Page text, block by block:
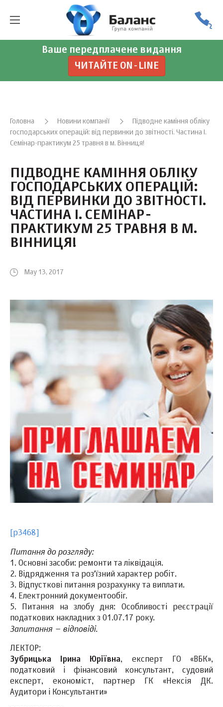
Ваше передплачене видання
ЧИТАЙТЕ ON-LINE
Головна Новини компанії
Підводне каміння обліку
господарських операцій: від первинки до звітності. Частина І.
Семінар-практикум 25 травня в м. Вінниця!
ПІДВОДНЕ КАМІННЯ ОБЛІКУ
ГОСПОДАРСЬКИХ ОПЕРАЦІЙ:
ВІД ПЕРВИНКИ ДО ЗВІТНОСТІ.
ЧАСТИНА І. СЕМІНАР-
ПРАКТИКУМ 25 ТРАВНЯ В М.
ВІННИЦЯ!
May 13, 2017
[p3468]
Питання до розгляду:
1. Основні засоби: ремонти та ліквідація.
2. Відрядження та роз'їзний характер робіт.
3. Відпусткові питання розрахунку та виплати.
4. Електронний документообіг.
5. Питання на злобу дня: Особливості реєстрації
податкових накладних з 01.07.17 року.
Запитання – відповіді.
ЛЕКТОР:
Зубрицька Ірина Юріївна, експерт ГО «ВБК»,
податковий і фінансовий консультант, судовий
експерт, економіст, партнер ГК «Нексія ДК.
Аудитори і Консультанти»